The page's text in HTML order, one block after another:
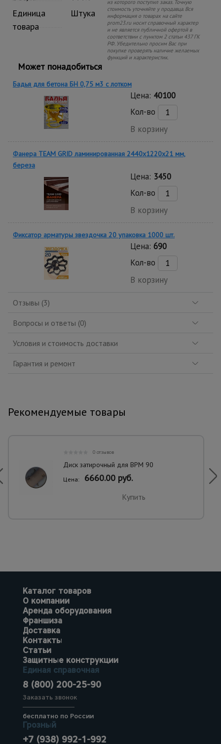
Единица
товара
Штука
из которого поступил заказ. Точную
стоимость уточняйте у продавца. Вся
информация о товарах на сайте
prom23.ru носит справочный характер
и не является публичной офертой в
соответствии с пунктом 2 статьи 437 ГК
РФ. Убедительно просим Вас при
покупке проверять наличие желаемых
функций и характеристик.
Может понадобиться
Бадья для бетона БН 0,75 м3 с лотком
Цена: 40100
Кол-во
В корзину
Фанера TEAM GRID ламинированная 2440х1220х21 мм,
береза
Цена: 3450
Кол-во
В корзину
Фиксатор арматуры звездочка 20 упаковка 1000 шт.
Цена: 690
Кол-во
В корзину
Отзывы (3)
Вопросы и ответы (0)
Условия и стоимость доставки
Гарантия и ремонт
Рекомендуемые товары
0 отзывов
Диск затирочный для BPM 90
Цена: 6660.00 руб.
Купить
Каталог товаров
О компании
Аренда оборудования
Франшиза
Доставка
Контакты
Статьи
Защитные конструкции
Единая справочная
8 (800) 200-25-90
Заказать звонок
бесплатно по России
Грозный
+7 (938) 992-1-992